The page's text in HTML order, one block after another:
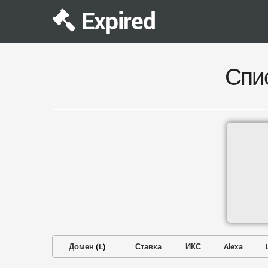
Expired
Домен (L) Ставка ИКС Alexa